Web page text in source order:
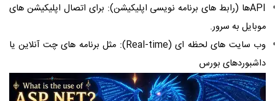
APIها (رابط ‌های برنامه ‌نویسی اپلیکیشن): برای اتصال اپلیکیشن ‌های
موبایل به سرور.
وب ‌سایت ‌های لحظه ‌ای (Real-time): مثل برنامه ‌های چت آنلاین یا
داشبوردهای بورس